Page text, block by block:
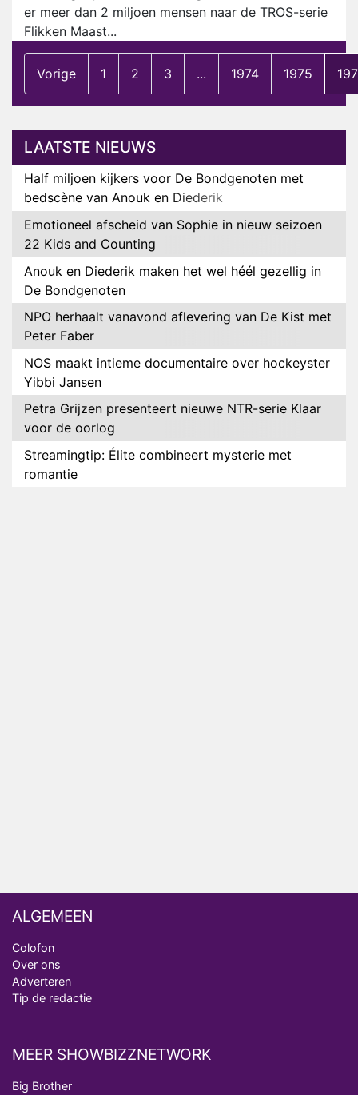
er meer dan 2 miljoen mensen naar de TROS-serie
Flikken Maast...
Vorige 1 2 3 ... 1974 1975
LAATSTE NIEUWS
Half miljoen kijkers voor De Bondgenoten met
bedscène van Anouk en Diederik
Emotioneel afscheid van Sophie in nieuw seizoen
22 Kids and Counting
Anouk en Diederik maken het wel héél gezellig in
De Bondgenoten
NPO herhaalt vanavond aflevering van De Kist met
Peter Faber
NOS maakt intieme documentaire over hockeyster
Yibbi Jansen
Petra Grijzen presenteert nieuwe NTR-serie Klaar
voor de oorlog
Streamingtip: Élite combineert mysterie met
romantie
ALGEMEEN
Colofon
Over ons
Adverteren
Tip de redactie
MEER SHOWBIZZNETWORK
Big Brother